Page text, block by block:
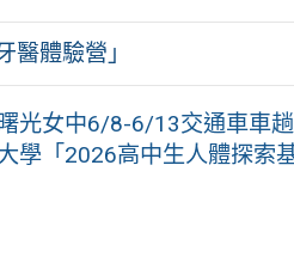
醫體驗營」
曙光女中6/8-6/13交通車車
學「2026高中生人體探索